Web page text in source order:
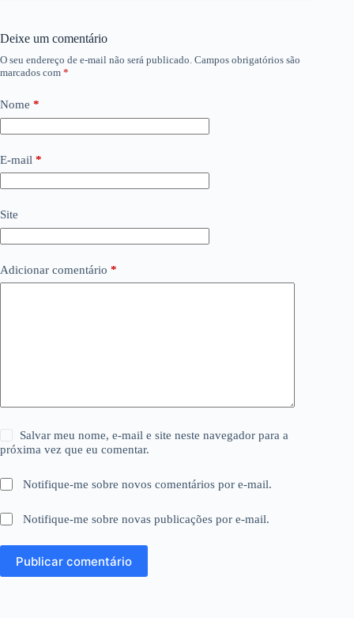
Deixe um comentário
O seu endereço de e-mail não será publicado. Campos obrigatórios são
marcados com *
Nome *
E-mail *
Site
Adicionar comentário *
Salvar meu nome, e-mail e site neste navegador para a
próxima vez que eu comentar.
Notifique-me sobre novos comentários por e-mail.
Notifique-me sobre novas publicações por e-mail.
Publicar comentário